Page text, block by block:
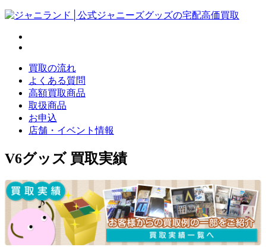
買取の流れ
よくある質問
高額買取商品
取扱商品
お申込
店舗・イベント情報
V6グッズ 買取実績